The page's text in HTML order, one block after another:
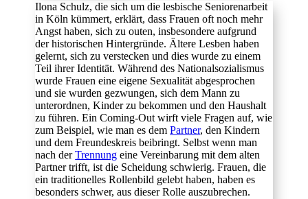
Ilona Schulz, die sich um die lesbische Seniorenarbeit
in Köln kümmert, erklärt, dass Frauen oft noch mehr
Angst haben, sich zu outen, insbesondere aufgrund
der historischen Hintergründe. Ältere Lesben haben
gelernt, sich zu verstecken und dies wurde zu einem
Teil ihrer Identität. Während des Nationalsozialismus
wurde Frauen eine eigene Sexualität abgesprochen
und sie wurden gezwungen, sich dem Mann zu
unterordnen, Kinder zu bekommen und den Haushalt
zu führen. Ein Coming-Out wirft viele Fragen auf, wie
zum Beispiel, wie man es demPartner, den Kindern
und dem Freundeskreis beibringt. Selbst wenn man
nach derTrennung eine Vereinbarung mit dem alten
Partner trifft, ist die Scheidung schwierig. Frauen, die
ein traditionelles Rollenbild gelebt haben, haben es
besonders schwer, aus dieser Rolle auszubrechen.